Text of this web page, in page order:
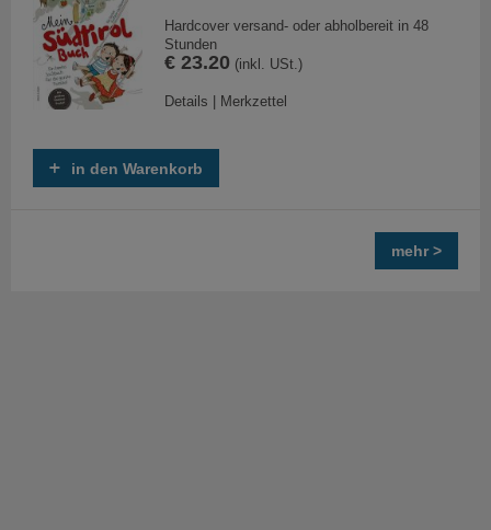
Hardcover versand- oder abholbereit in 48
Stunden
€ 23.20 (inkl. USt.)
Details Merkzettel
in den Warenkorb
mehr >